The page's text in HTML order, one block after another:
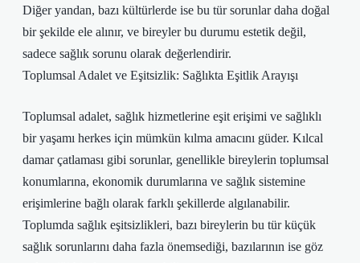
Diğer yandan, bazı kültürlerde ise bu tür sorunlar daha doğal
bir şekilde ele alınır, ve bireyler bu durumu estetik değil,
sadece sağlık sorunu olarak değerlendirir.
Toplumsal Adalet ve Eşitsizlik: Sağlıkta Eşitlik Arayışı
Toplumsal adalet, sağlık hizmetlerine eşit erişimi ve sağlıklı
bir yaşamı herkes için mümkün kılma amacını güder. Kılcal
damar çatlaması gibi sorunlar, genellikle bireylerin toplumsal
konumlarına, ekonomik durumlarına ve sağlık sistemine
erişimlerine bağlı olarak farklı şekillerde algılanabilir.
Toplumda sağlık eşitsizlikleri, bazı bireylerin bu tür küçük
sağlık sorunlarını daha fazla önemsediği, bazılarının ise göz